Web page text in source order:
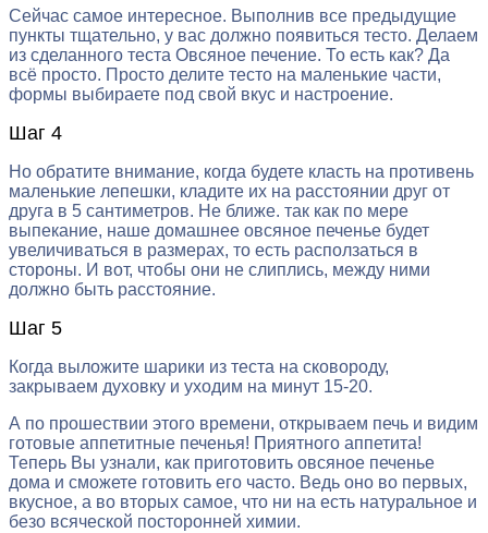
Сейчас самое интересное. Выполнив все предыдущие
пункты тщательно, у вас должно появиться тесто. Делаем
из сделанного теста Овсяное печение. То есть как? Да
всё просто. Просто делите тесто на маленькие части,
формы выбираете под свой вкус и настроение.
Шаг 4
Но обратите внимание, когда будете класть на противень
маленькие лепешки, кладите их на расстоянии друг от
друга в 5 сантиметров. Не ближе. так как по мере
выпекание, наше домашнее овсяное печенье будет
увеличиваться в размерах, то есть расползаться в
стороны. И вот, чтобы они не слиплись, между ними
должно быть расстояние.
Шаг 5
Когда выложите шарики из теста на сковороду,
закрываем духовку и уходим на минут 15-20.
А по прошествии этого времени, открываем печь и видим
готовые аппетитные печенья! Приятного аппетита!
Теперь Вы узнали, как приготовить овсяное печенье
дома и сможете готовить его часто. Ведь оно во первых,
вкусное, а во вторых самое, что ни на есть натуральное и
безо всяческой посторонней химии.